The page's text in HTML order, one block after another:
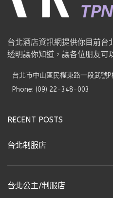
台北酒店資訊網提供你目前台
透明讓你知道，讓各位朋友可
台北市中山區民權東路一段武號P
Phone: (09) 22-348-003
RECENT POSTS
台北制服店
台北公主/制服店